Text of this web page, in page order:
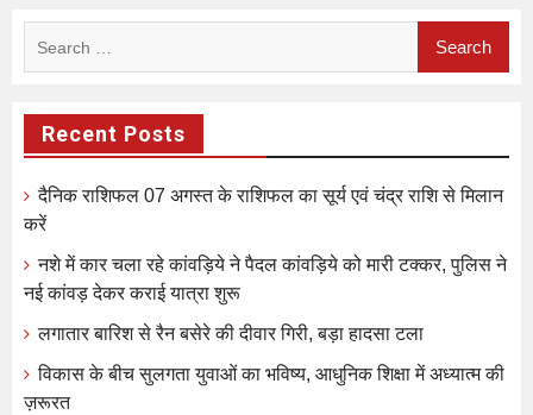
Recent Posts
दैनिक राशिफल 07 अगस्त के राशिफल का सूर्य एवं चंद्र राशि से मिलान
करें
नशे में कार चला रहे कांवड़िये ने पैदल कांवड़िये को मारी टक्कर, पुलिस ने
नई कांवड़ देकर कराई यात्रा शुरू
लगातार बारिश से रैन बसेरे की दीवार गिरी, बड़ा हादसा टला
विकास के बीच सुलगता युवाओं का भविष्य, आधुनिक शिक्षा में अध्यात्म की
ज़रूरत